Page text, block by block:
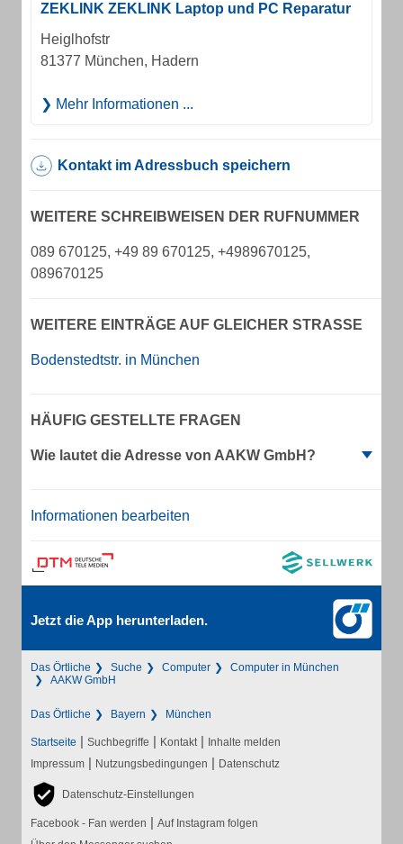
ZEKLINK ZEKLINK Laptop und PC Reparatur
Heiglhofstr
81377 München, Hadern
Mehr Informationen ...
Kontakt im Adressbuch speichern
WEITERE SCHREIBWEISEN DER RUFNUMMER
089 670125, +49 89 670125, +4989670125,
089670125
WEITERE EINTRÄGE AUF GLEICHER STRASSE
Bodenstedtstr. in München
HÄUFIG GESTELLTE FRAGEN
Wie lautet die Adresse von AAKW GmbH?
Informationen bearbeiten
Jetzt die App herunterladen.
Das Örtliche Suche Computer
Computer in München
AAKW GmbH
Das Örtliche Bayern München
Startseite | Suchbegriffe | Kontakt | Inhalte melden
Impressum | Nutzungsbedingungen | Datenschutz
Datenschutz-Einstellungen
Facebook - Fan werden | Auf Instagram folgen